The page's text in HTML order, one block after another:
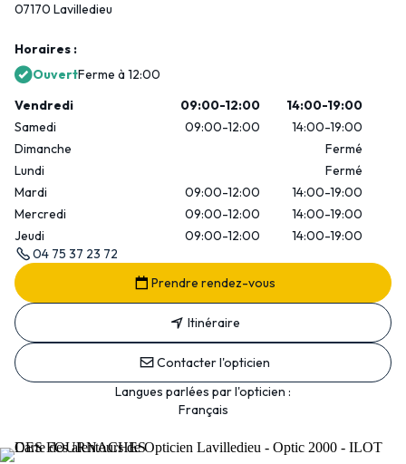
07170 Lavilledieu
Horaires :
OuvertFerme à 12:00
Vendredi
09:00-12:00
14:00-19:00
Samedi
09:00-12:00
14:00-19:00
Dimanche
Fermé
Lundi
Fermé
Mardi
09:00-12:00
14:00-19:00
Mercredi
09:00-12:00
14:00-19:00
Jeudi
09:00-12:00
14:00-19:00
04 75 37 23 72
Prendre rendez-vous
Itinéraire
Contacter l'opticien
Langues parlées par l'opticien :
Français